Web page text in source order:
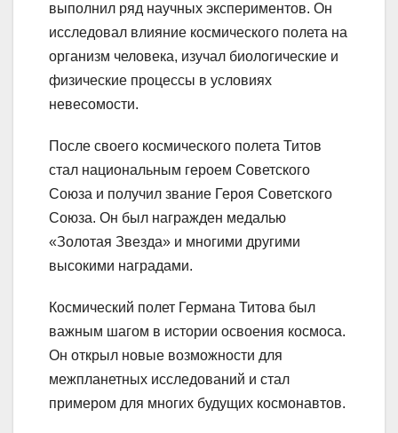
выполнил ряд научных экспериментов. Он
исследовал влияние космического полета на
организм человека, изучал биологические и
физические процессы в условиях
невесомости.
После своего космического полета Титов
стал национальным героем Советского
Союза и получил звание Героя Советского
Союза. Он был награжден медалью
«Золотая Звезда» и многими другими
высокими наградами.
Космический полет Германа Титова был
важным шагом в истории освоения космоса.
Он открыл новые возможности для
межпланетных исследований и стал
примером для многих будущих космонавтов.